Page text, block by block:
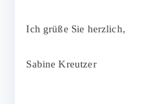
Ich grüße Sie herzlich,
Sabine Kreutzer